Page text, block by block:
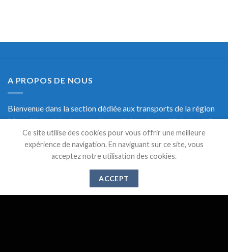
A PROPOS DE NOUS
Bienvenue dans la section dédiée aux transports de la région
Marseillaise, ici retrouvez l'actualité, mais aussi l'alerte trafic
en temps réel et une documentation précise sur les transports
de Marseille.
Ce site utilise des cookies pour vous offrir une meilleure
expérience de navigation. En naviguant sur ce site, vous
acceptez notre utilisation des cookies.
ACCEPT